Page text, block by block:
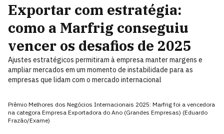
Exportar com estratégia:
como a Marfrig conseguiu
vencer os desafios de 2025
Ajustes estratégicos permitiram à empresa manter margens e
ampliar mercados em um momento de instabilidade para as
empresas que lidam com o mercado internacional
Prêmio Melhores dos Negócios Internacionais 2025: Marfrig foi a vencedora
na categora Empresa Exportadora do Ano (Grandes Empresas) (Eduardo
Frazão/Exame)